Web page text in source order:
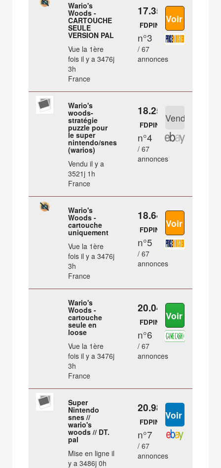
Wario's
Woods -
CARTOUCHE
SEULE
VERSION PAL
Vue la 1ère
fois il y a 3476j
3h
France
17.35 €
FDPIN
n°3
/ 67
annonces
Wario's
woods-
stratégie
puzzle pour
le super
nintendo/snes
(warios)
Vendu il y a
3521j 1h
France
18.25 €
FDPIN
n°4
/ 67
annonces
Wario's
Woods -
cartouche
uniquement
Vue la 1ère
fois il y a 3476j
3h
France
18.64 €
FDPIN
n°5
/ 67
annonces
Wario's
Woods -
cartouche
seule en
loose
Vue la 1ère
fois il y a 3476j
3h
France
20.04 €
FDPIN
n°6
/ 67
annonces
Super
Nintendo
snes //
wario's
woods // DT.
pal
Mise en ligne il
y a 3486j 0h
20.98 €
FDPIN
n°7
/ 67
annonces